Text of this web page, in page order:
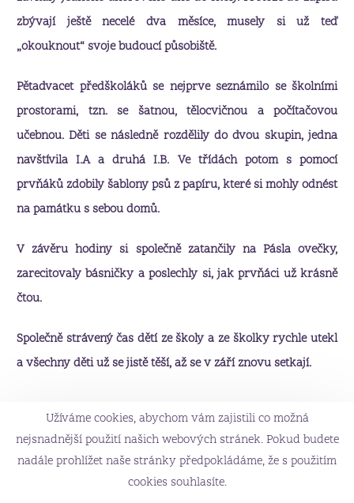
zbývají ještě necelé dva měsíce, musely si už teď
„okouknout“ svoje budoucí působiště.
Pětadvacet předškoláků se nejprve seznámilo se školními
prostorami, tzn. se šatnou, tělocvičnou a počítačovou
učebnou. Děti se následně rozdělily do dvou skupin, jedna
navštívila I.A a druhá I.B. Ve třídách potom s pomocí
prvňáků zdobily šablony psů z papíru, které si mohly odnést
na památku s sebou domů.
V závěru hodiny si společně zatančily na Pásla ovečky,
zarecitovaly básničky a poslechly si, jak prvňáci už krásně
čtou.
Společně strávený čas dětí ze školy a ze školky rychle utekl
a všechny děti už se jistě těší, až se v září znovu setkají.
Užíváme cookies, abychom vám zajistili co možná
nejsnadnější použití našich webových stránek. Pokud budete
nadále prohlížet naše stránky předpokládáme, že s použitím
cookies souhlasíte.